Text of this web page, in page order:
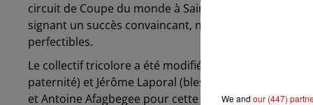
circuit de Coupe du monde à Saint-Moritz (Suisse)
signant un succès convaincant, notamment lors de la
perfectibles.
Le collectif tricolore a été modifié pour l'occasion,
paternité) et Jérôme Laporal (blessé au tibia).
et Antoine Afagbegee pour cette compétition de bob
We and our (447)